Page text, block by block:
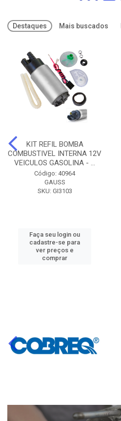
Destaques Mais buscados
KIT REFIL BOMBA
COMBUSTIVEL INTERNA 12V
VEICULOS GASOLINA - ...
Código: 40964
GAUSS
SKU: GI3103
Faça seu login ou
cadastre-se para
ver preços e
comprar